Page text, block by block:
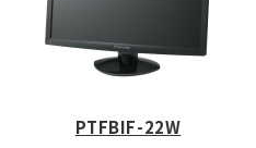
PTFBIF-22W